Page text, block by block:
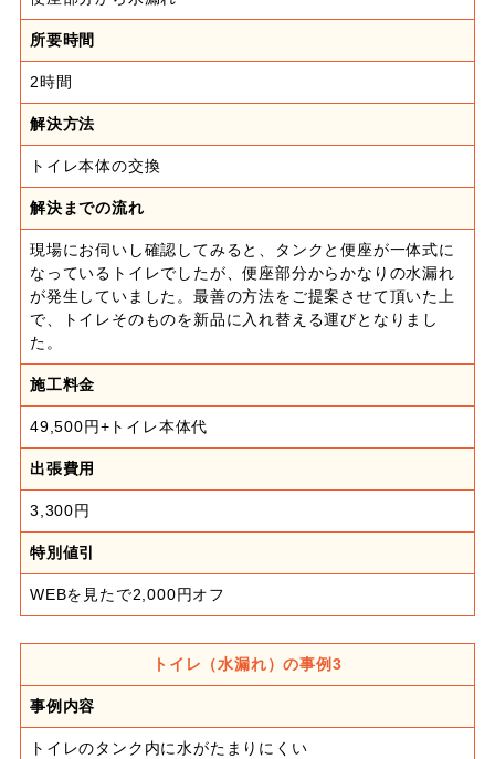
所要時間
2時間
解決方法
トイレ本体の交換
解決までの流れ
現場にお伺いし確認してみると、タンクと便座が一体式に
なっているトイレでしたが、便座部分からかなりの水漏れ
が発生していました。最善の方法をご提案させて頂いた上
で、トイレそのものを新品に入れ替える運びとなりまし
た。
施工料金
49,500円+トイレ本体代
出張費用
3,300円
特別値引
WEBを見たで2,000円オフ
トイレ（水漏れ）の事例3
事例内容
トイレのタンク内に水がたまりにくい